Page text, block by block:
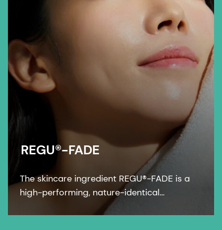
REGU®-FADE
The skincare ingredient REGU®-FADE is a
high-performing, nature-identical
resveratrol that visibly brightens skin within